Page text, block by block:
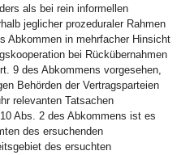
als bei rein informellen
jeglicher prozeduraler Rahmen
Abkommen in mehrfacher Hinsicht
bei Rückübernahmen
9 des Abkommens vorgesehen,
Behörden der Vertragsparteien
relevanten Tatsachen
Abs. 2 des Abkommens ist es
des ersuchenden
des ersuchten